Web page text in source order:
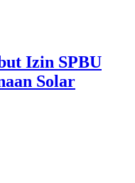
Izin SPBU
Solar